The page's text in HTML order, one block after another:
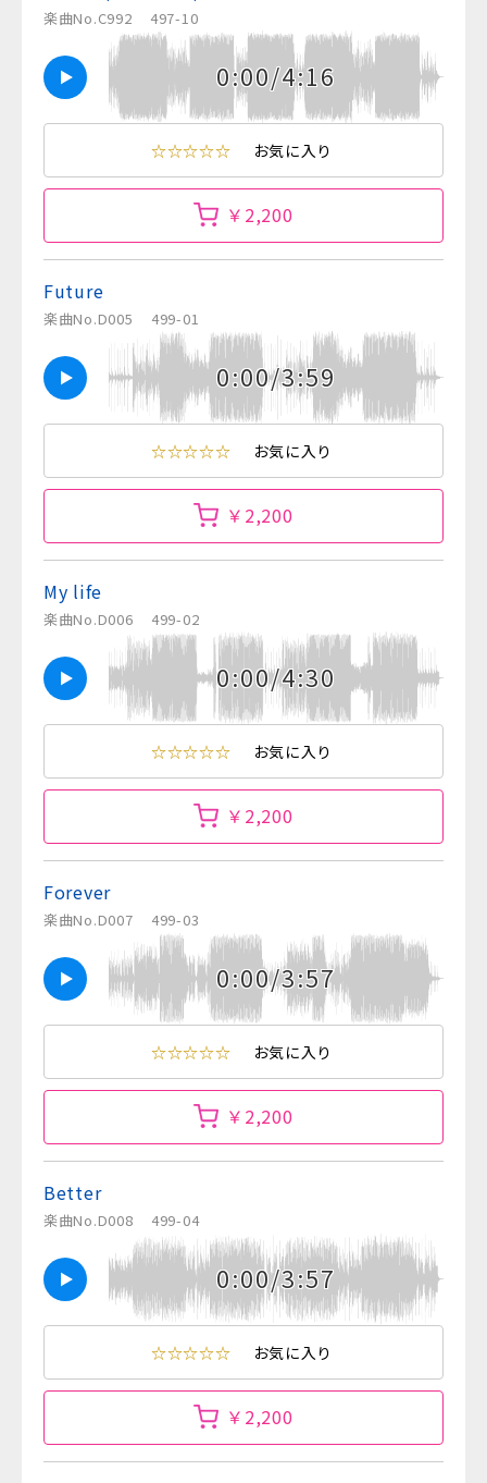
楽曲No.C992 497-10
0:00/4:16
☆☆☆☆☆ お気に入り
￥2,200
Future
楽曲No.D005 499-01
0:00/3:59
☆☆☆☆☆ お気に入り
￥2,200
My life
楽曲No.D006 499-02
0:00/4:30
☆☆☆☆☆ お気に入り
￥2,200
Forever
楽曲No.D007 499-03
0:00/3:57
☆☆☆☆☆ お気に入り
￥2,200
Better
楽曲No.D008 499-04
0:00/3:57
☆☆☆☆☆ お気に入り
￥2,200